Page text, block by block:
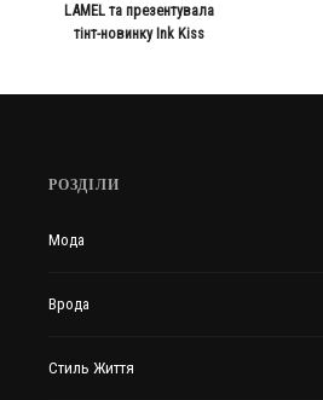
LAMEL та презентувала
тінт-новинку Ink Kiss
РОЗДІЛИ
Мода
Врода
Стиль Життя